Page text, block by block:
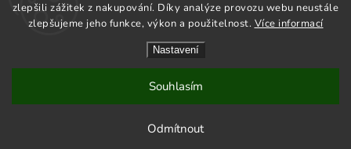
zlepšili zážitek z nakupování. Díky analýze provozu webu neustále
zlepšujeme jeho funkce, výkon a použitelnost. Více informací
Nastavení
Odmítnout
Souhlasím
Shoptet | Design